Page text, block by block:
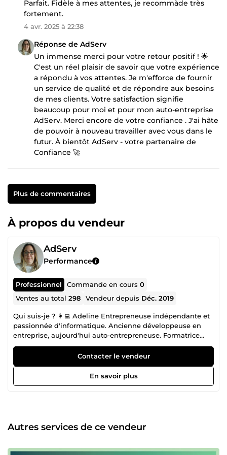
Parfait. Fidèle à mes attentes, je recommàde très
fortement.
4 avr. 2025 à 22:38
Réponse de AdServ
Un immense merci pour votre retour positif ! 🌟
C'est un réel plaisir de savoir que votre expérience
a répondu à vos attentes. Je m'efforce de fournir
un service de qualité et de répondre aux besoins
de mes clients. Votre satisfaction signifie
beaucoup pour moi et pour mon auto-entreprise
AdServ. Merci encore de votre confiance . J'ai hâte
de pouvoir à nouveau travailler avec vous dans le
futur. À bientôt AdServ - votre partenaire de
Confiance 🚀
Plus de commentaires
À propos du vendeur
AdServ
Performance
Professionnel Commande en cours0
Ventes au total298 Vendeur depuis Déc. 2019
Qui suis-je ? 👩‍💻 Adeline Entrepreneuse indépendante et
passionnée d'informatique. Ancienne développeuse en
entreprise, aujourd'hui auto-entrepreneuse. Formatrice
dans divers centres de formation. Rédactrice de contenus
professionnels et éducatifs. Conceptrice e-learning Mon
parcours 💡 Une passion depuis le collège : Dès mes
premières années scolaires, j'ai réalisé des projets
modestes qui ont jeté les bases de mon parcours. 🚀 Une
certifications 🎓 Diplômes et Titres professionnels obtenus
: Brevet d'études Professionnel en Métier des services
Administration. Titre professionnels Développeur Web et
Contacter le vendeur
En savoir plus
Autres services de ce vendeur